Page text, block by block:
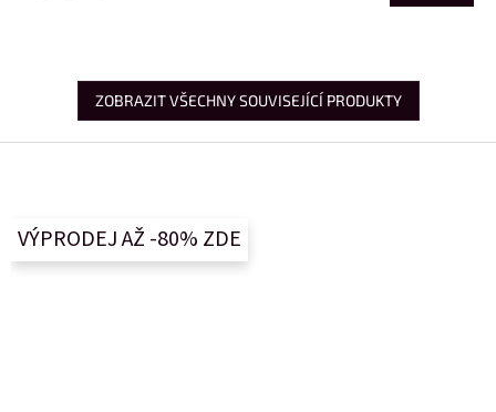
ZOBRAZIT VŠECHNY SOUVISEJÍCÍ PRODUKTY
VÝPRODEJ AŽ -80% ZDE